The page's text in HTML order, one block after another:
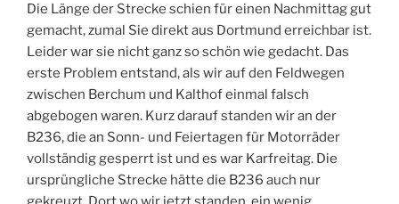
Die Länge der Strecke schien für einen Nachmittag gut
gemacht, zumal Sie direkt aus Dortmund erreichbar ist.
Leider war sie nicht ganz so schön wie gedacht. Das
erste Problem entstand, als wir auf den Feldwegen
zwischen Berchum und Kalthof einmal falsch
abgebogen waren. Kurz darauf standen wir an der
B236, die an Sonn- und Feiertagen für Motorräder
vollständig gesperrt ist und es war Karfreitag. Die
ursprüngliche Strecke hätte die B236 auch nur